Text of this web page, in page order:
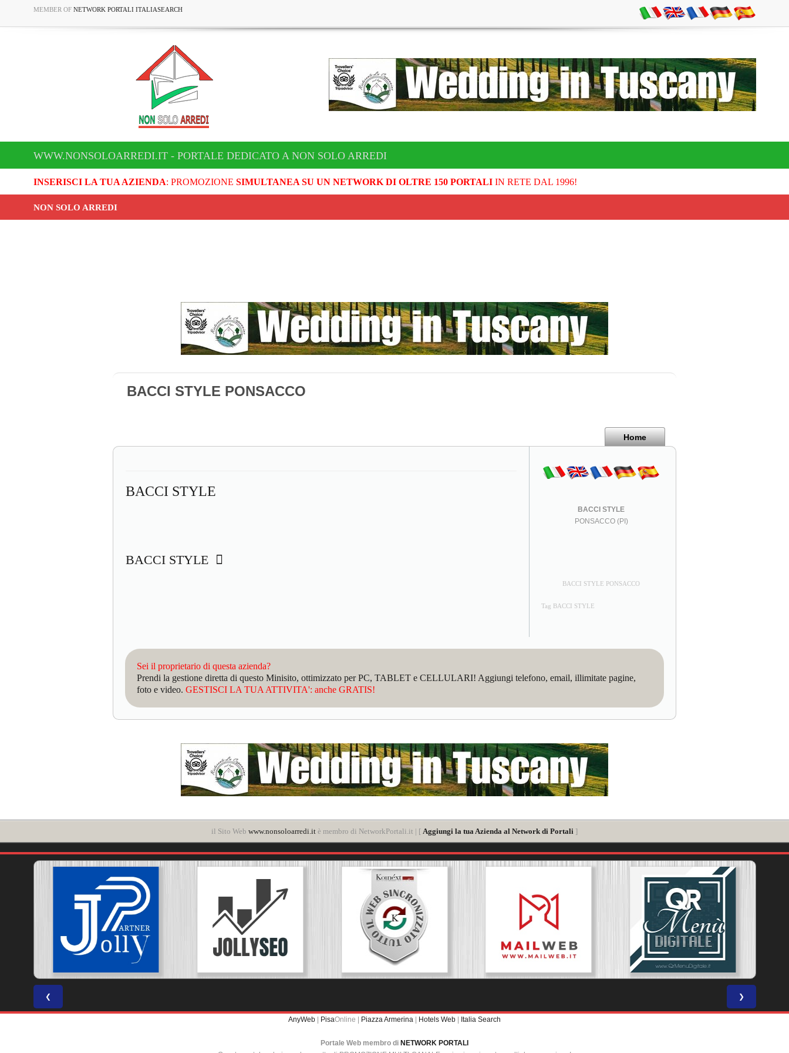
MEMBER OF NETWORK PORTALI ITALIASEARCH
WWW.NONSOLOARREDI.IT - PORTALE DEDICATO A NON SOLO ARREDI
INSERISCI LA TUA AZIENDA: PROMOZIONE SIMULTANEA SU UN NETWORK DI OLTRE 150 PORTALIIN RETE DAL 1996!
NON SOLO ARREDI
BACCI STYLE PONSACCO
Home
BACCI STYLE
BACCI STYLE
BACCI STYLE
PONSACCO (PI)
BACCI STYLE PONSACCO
Tag BACCI STYLE
Sei il proprietario di questa azienda?
Prendi la gestione diretta di questo Minisito, ottimizzato per PC, TABLET e CELLULARI! Aggiungi telefono, email, illimitate pagine,
foto e video. GESTISCI LA TUA ATTIVITA': anche GRATIS!
il Sito Web www.nonsoloarredi.it è membro di NetworkPortali.it | [ Aggiungi la tua Azienda al Network di Portali ]
❮ ❯
AnyWeb | PisaOnline | Piazza Armerina | Hotels Web | Italia Search
Portale Web membro di NETWORK PORTALI